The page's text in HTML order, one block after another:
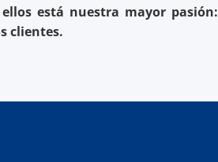
está nuestra mayor pasión:
clientes.